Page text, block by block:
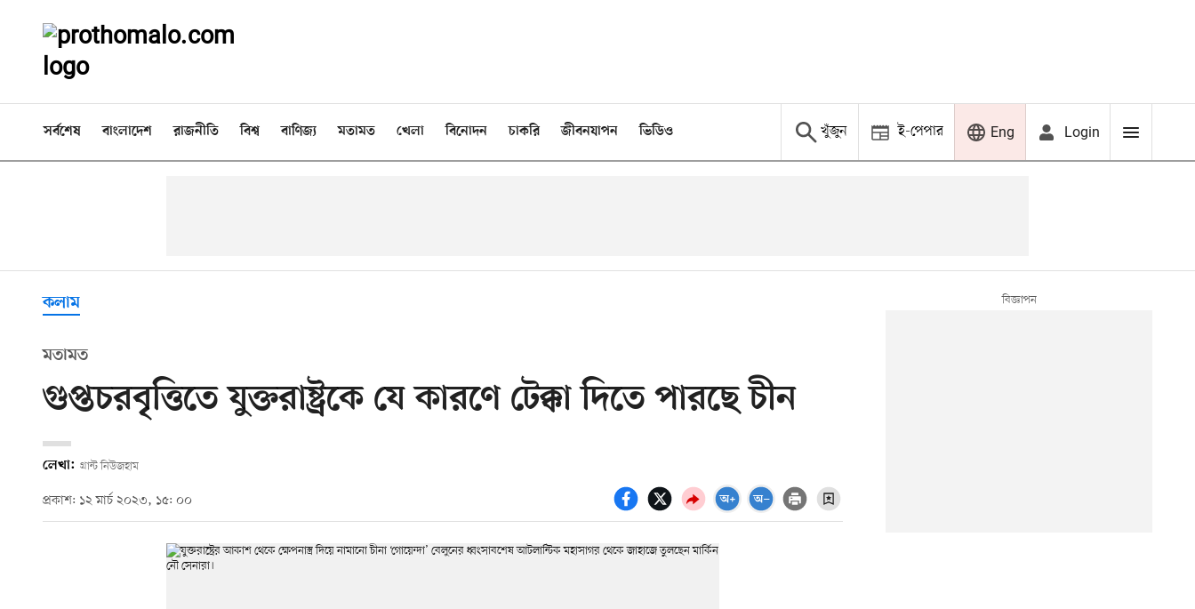
সর্বশেষ বাংলাদেশ রাজনীতি বিশ্ব বাণিজ্য মতামত খেলা বিনোদন চাকরি জীবনযাপন ভিডিও খুঁজুন ই-পেপার Eng Login
কলাম
মতামত
গুপ্তচরবৃত্তিতে যুক্তরাষ্ট্রকে যে কারণে টেক্কা দিতে পারছে চীন
লেখা: গ্রান্ট নিউজহাম
প্রকাশ: ১২ মার্চ ২০২৩, ১৫: ০০